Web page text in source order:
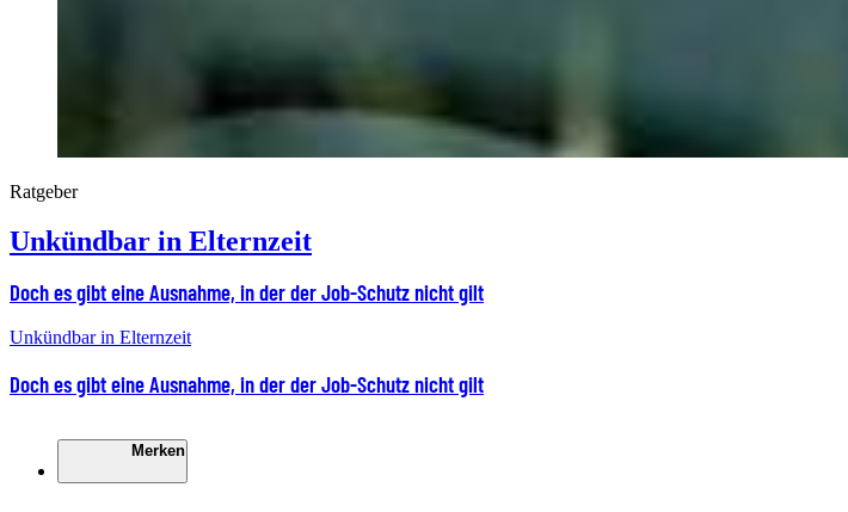
Ratgeber
Unkündbar in Elternzeit
Doch es gibt eine Ausnahme, in der der Job-Schutz nicht gilt
Unkündbar in Elternzeit
Doch es gibt eine Ausnahme, in der der Job-Schutz nicht gilt
Merken